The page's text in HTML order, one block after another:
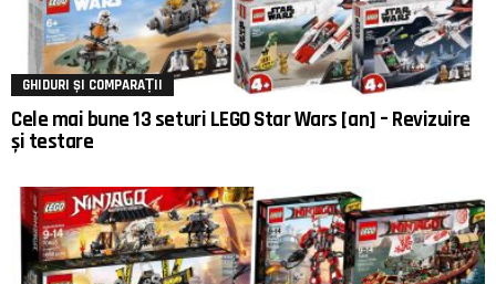
GHIDURI ȘI COMPARAȚII
Cele mai bune 13 seturi LEGO Star Wars [an] – Revizuire
și testare